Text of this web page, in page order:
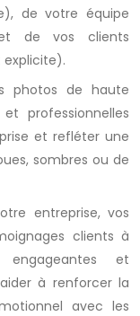
de votre équipe
de vos clients
photos de haute
professionnelles
et refléter une
sombres ou de
entreprise, vos
clients à
et
à renforcer la
avec les